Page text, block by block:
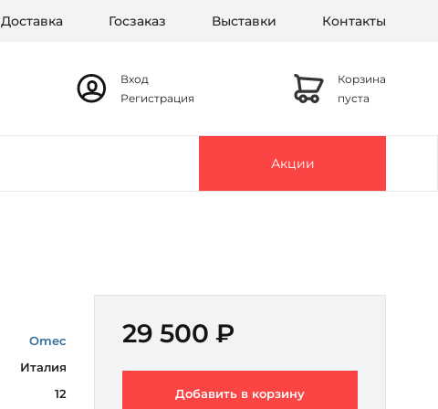
Доставка Госзаказ Выставки Контакты
Вход
Регистрация
Корзина
пуста
Акции
Omec
Италия
12
29 500 ₽
Добавить в корзину